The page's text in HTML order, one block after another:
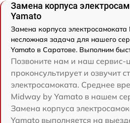
Замена корпуса
Yamato
Замена корпуса электросамоката
несложная задача для нашего
Yamato в Саратове. Выполним
Позвоните нам и наш сервис-
проконсультирует и озвучит
электросамоката. Среднее
Midway by Yamato в нашем
Замена корпуса
Yamato выполняется на